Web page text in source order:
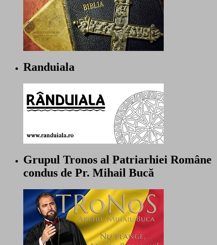
Randuiala
Grupul Tronos al Patriarhiei Române
condus de Pr. Mihail Bucă